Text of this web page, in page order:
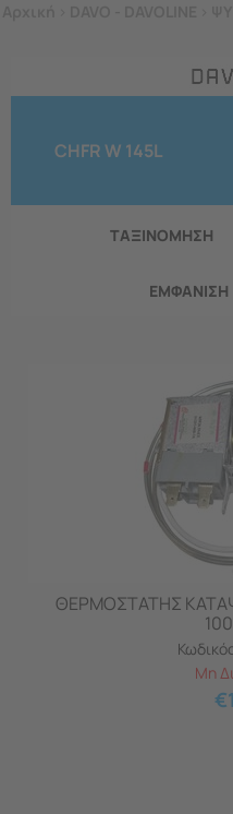
CHFR W 145L
ΤΑΞΙΝΟΜΗΣΗ
ΕΜΦΑNΙΣΗ
ΘΕΡΜΟΣΤΑΤΗΣ
Μη
€